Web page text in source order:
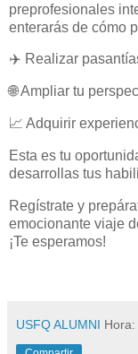
preprofesionales
enterarás de cómo
✈️ Realizar
🌐 Ampliar tu
📈 Adquirir
Esta es tu
desarrollas tus
Regístrate y
emocionante viaje
¡Te esperamos!
USFQ ALUMNI Hora: